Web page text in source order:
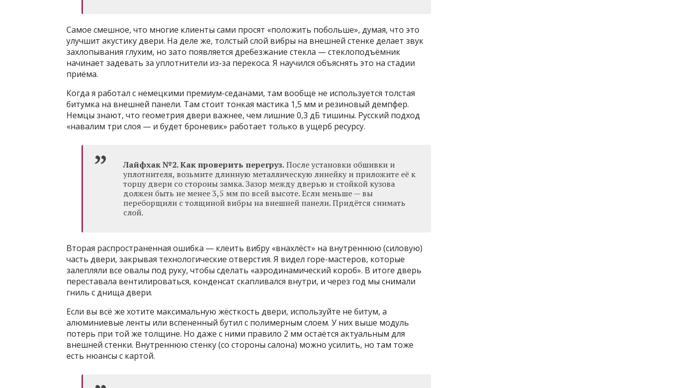
Самое смешное, что многие клиенты сами просят «положить побольше», думая, что это
улучшит акустику двери. На деле же, толстый слой вибры на внешней стенке делает звук
захлопывания глухим, но зато появляется дребезжание стекла — стеклоподъёмник
начинает задевать за уплотнители из-за перекоса. Я научился объяснять это на стадии
приёма.
Когда я работал с немецкими премиум-седанами, там вообще не используется толстая
битумка на внешней панели. Там стоит тонкая мастика 1,5 мм и резиновый демпфер.
Немцы знают, что геометрия двери важнее, чем лишние 0,3 дБ тишины. Русский подход
«навалим три слоя — и будет броневик» работает только в ущерб ресурсу.
Лайфхак №2. Как проверить перегруз.После установки обшивки и
уплотнителя, возьмите длинную металлическую линейку и приложите её к
торцу двери со стороны замка. Зазор между дверью и стойкой кузова
должен быть не менее 3,5 мм по всей высоте. Если меньше — вы
переборщили с толщиной вибры на внешней панели. Придётся снимать
слой.
Вторая распространенная ошибка — клеить вибру «внахлёст» на внутреннюю (силовую)
часть двери, закрывая технологические отверстия. Я видел горе-мастеров, которые
залепляли все овалы под руку, чтобы сделать «аэродинамический короб». В итоге дверь
переставала вентилироваться, конденсат скапливался внутри, и через год мы снимали
гниль с днища двери.
Если вы всё же хотите максимальную жёсткость двери, используйте не битум, а
алюминиевые ленты или вспененный бутил с полимерным слоем. У них выше модуль
потерь при той же толщине. Но даже с ними правило 2 мм остаётся актуальным для
внешней стенки. Внутреннюю стенку (со стороны салона) можно усилить, но там тоже
есть нюансы с картой.